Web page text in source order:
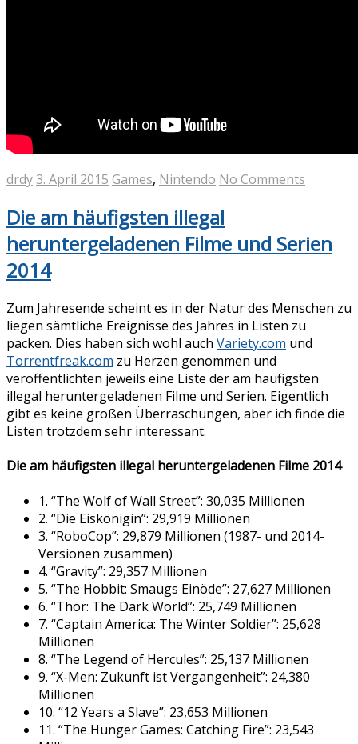
drdy3. April 2015 Games, Nintendo No Comments
Die am häufigsten illegal
heruntergeladenen Filme und Serien
2014
Zum Jahresende scheint es in der Natur des Menschen zu
liegen sämtliche Ereignisse des Jahres in Listen zu
packen. Dies haben sich wohl auch Variety.com und
Torrentfreak.com zu Herzen genommen und
veröffentlichten jeweils eine Liste der am häufigsten
illegal heruntergeladenen Filme und Serien. Eigentlich
gibt es keine großen Überraschungen, aber ich finde die
Listen trotzdem sehr interessant.
Die am häufigsten illegal heruntergeladenen Filme 2014
1. “The Wolf of Wall Street”: 30,035 Millionen
2. “Die Eiskönigin”: 29,919 Millionen
3. “RoboCop”: 29,879 Millionen (1987- und 2014-
Versionen zusammen)
4. “Gravity”: 29,357 Millionen
5. “The Hobbit: Smaugs Einöde”: 27,627 Millionen
6. “Thor: The Dark World”: 25,749 Millionen
7. “Captain America: The Winter Soldier”: 25,628
Millionen
8. “The Legend of Hercules”: 25,137 Millionen
9. “X-Men: Zukunft ist Vergangenheit”: 24,380
Millionen
10. “12 Years a Slave”: 23,653 Millionen
11. “The Hunger Games: Catching Fire”: 23,543